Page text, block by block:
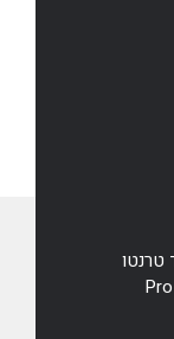
טרנטו
–